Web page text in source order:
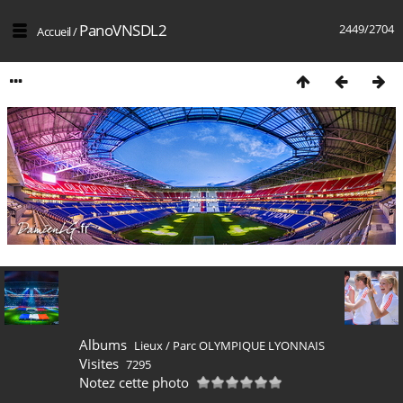
2449/2704
Accueil/PanoVNSDL2
Albums Lieux/ Parc OLYMPIQUE LYONNAIS
Visites 7295
Notez cette photo